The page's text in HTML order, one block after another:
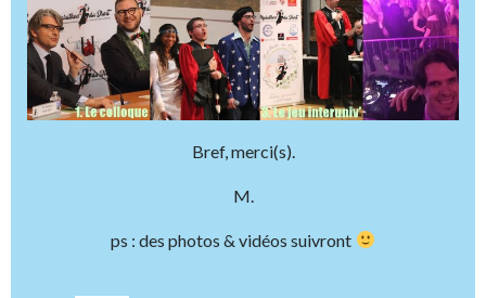
Bref, merci(s).
M.
ps : des photos & vidéos suivront